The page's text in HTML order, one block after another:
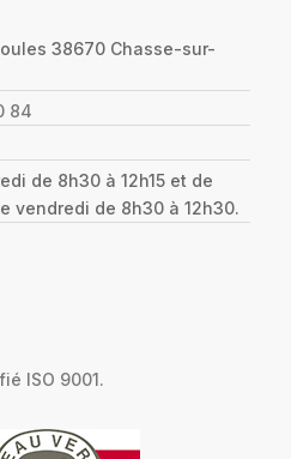
38670 Chasse-sur-
84
de 8h30 à 12h15 et de
vendredi de 8h30 à 12h30.
ISO 9001.